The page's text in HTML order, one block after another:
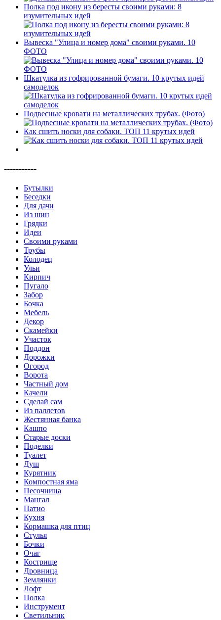
Полка под икону из бересты своими руками: 8
изумительных идей
Вывеска "Улица и номер дома" своими руками. 10
ФОТО
Шкатулка из гофрированной бумаги. 10 крутых идей
самоделок
Подвесные кровати на металлических трубах. (Фото)
Как сшить носки для собаки. ТОП 11 крутых идей
-----------
Бутылки
Беседки
Для дачи
Из шин
Грядки
Идеи
Своими руками
Трубы
Колодец
Ульи
Кирпич
Пугало
Забор
Бочка
Мебель
Декор
Скамейки
Участок
Поддон
Дорожки
Огород
Ворота
Частный дом
Качели
Сделай сам
Из паллетов
Жестянная банка
Кашпо
Старые доски
Поделки
Туалет
Душ
Курятник
Компостная яма
Песочница
Мангал
Патио
Кухня
Кормашка для птиц
Стулья
Бочки
Очаг
Кострище
Дровница
Землянки
Лофт
Полка
Инструмент
Светильник